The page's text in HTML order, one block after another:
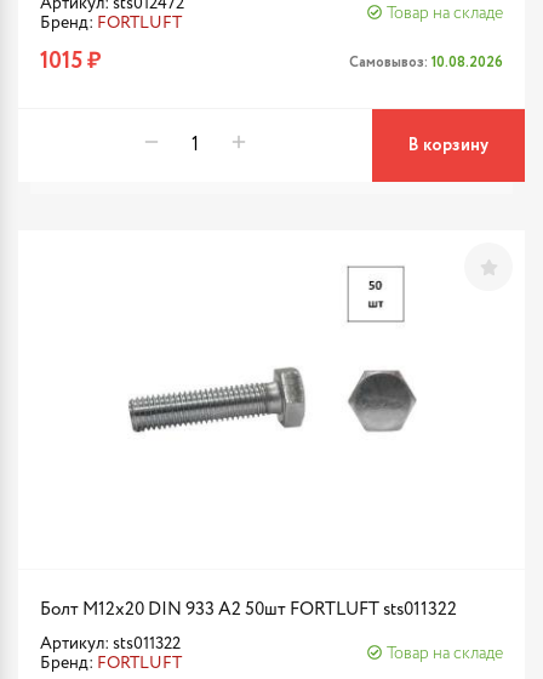
Артикул: sts012472
Бренд: FORTLUFT
Товар на складе
1015 ₽ Самовывоз: 10.08.2026
В корзину
Болт М12х20 DIN 933 A2 50шт FORTLUFT sts011322
Артикул: sts011322
Бренд: FORTLUFT
Товар на складе